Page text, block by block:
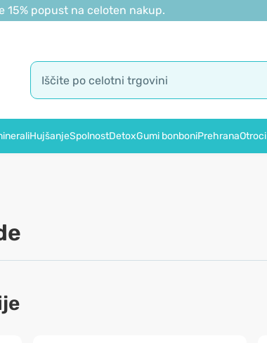
15% popust na celoten nakup.
HujšanjeSpolnostDetoxGumi bonboniPrehranaOtroci